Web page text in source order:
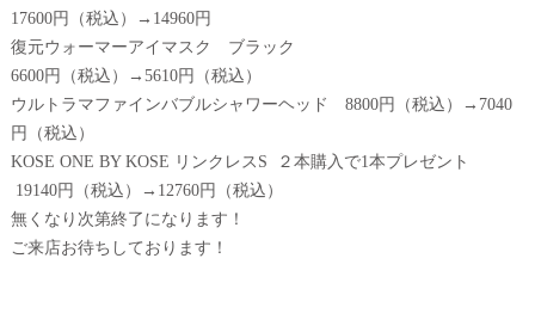
17600円（税込）→14960円
復元ウォーマーアイマスク ブラック
6600円（税込）→5610円（税込）
ウルトラマファインバブルシャワーヘッド 8800円（税込）→7040
円（税込）
KOSE ONE BY KOSE リンクレスS ２本購入で1本プレゼント
19140円（税込）→12760円（税込）
無くなり次第終了になります！
ご来店お待ちしております！